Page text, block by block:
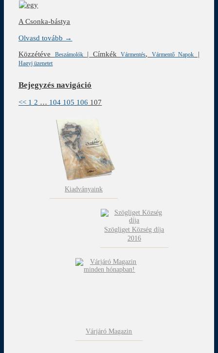
A Csonka-bástya
Olvasd tovább →
Közzétéve
Beszámolók| Címkék Vármentés, Vármentő Napok |
Hagyj üzenetet
Bejegyzés navigáció
<< 1 2 … 104 105 106 107
Kiadványaink
Szögliget Község díja
2016
Várjáró Magazin